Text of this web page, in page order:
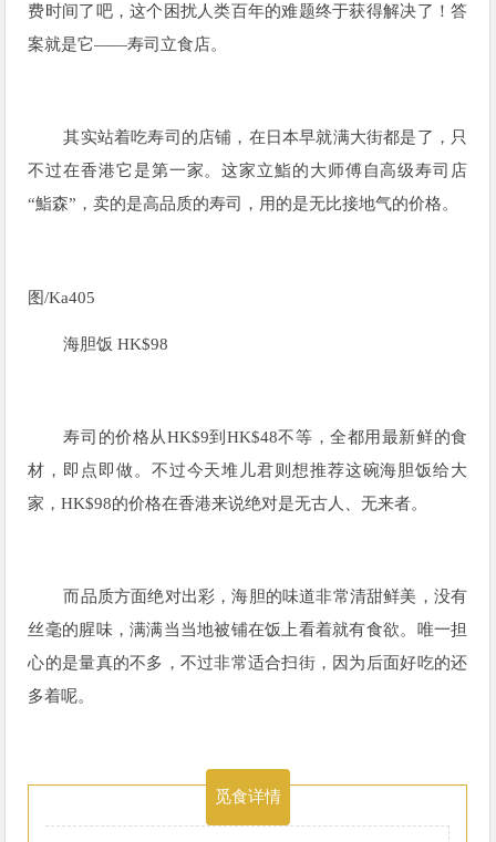
费时间了吧，这个困扰人类百年的难题终于获得解决了！答
案就是它——寿司立食店。
其实站着吃寿司的店铺，在日本早就满大街都是了，只
不过在香港它是第一家。这家立鮨的大师傅自高级寿司店
“鮨森”，卖的是高品质的寿司，用的是无比接地气的价格。
图/Ka405
海胆饭 HK$98
寿司的价格从HK$9到HK$48不等，全都用最新鲜的食
材，即点即做。不过今天堆儿君则想推荐这碗海胆饭给大
家，HK$98的价格在香港来说绝对是无古人、无来者。
而品质方面绝对出彩，海胆的味道非常清甜鲜美，没有
丝毫的腥味，满满当当地被铺在饭上看着就有食欲。唯一担
心的是量真的不多，不过非常适合扫街，因为后面好吃的还
多着呢。
觅食详情